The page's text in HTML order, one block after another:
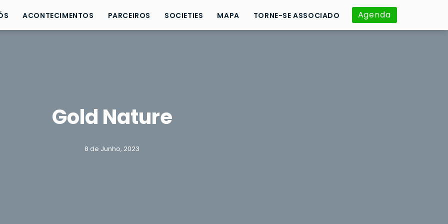
ACONTECIMENTOS PARCEIROS SOCIETIES MAPA TORNE-SE ASSOCIADO Agenda
Gold Nature
8 de Junho, 2023